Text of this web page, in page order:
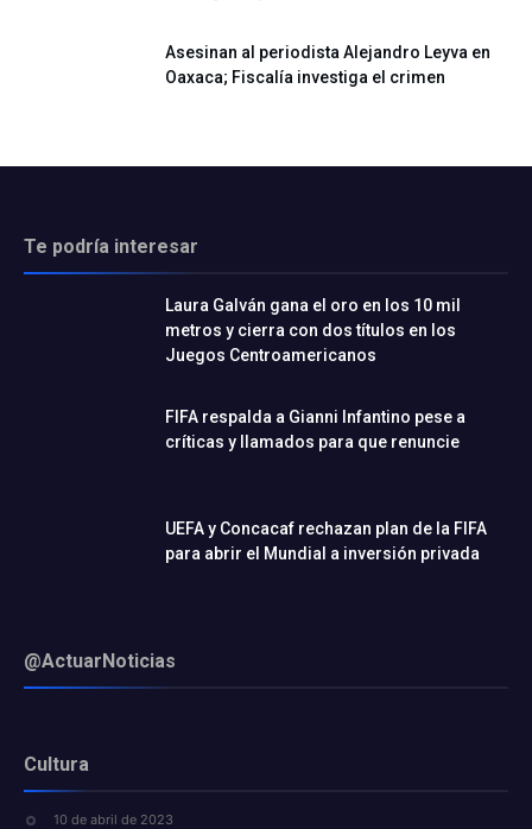
Asesinan al periodista Alejandro Leyva en
Oaxaca; Fiscalía investiga el crimen
Te podría interesar
Laura Galván gana el oro en los 10 mil
metros y cierra con dos títulos en los
Juegos Centroamericanos
FIFA respalda a Gianni Infantino pese a
críticas y llamados para que renuncie
UEFA y Concacaf rechazan plan de la FIFA
para abrir el Mundial a inversión privada
@ActuarNoticias
Cultura
10 de abril de 2023